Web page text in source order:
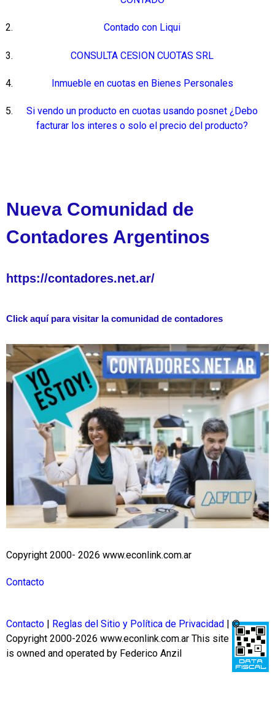
Contado con Liqui
CONSULTA CESION CUOTAS SRL
Inmueble en cuotas en Bienes Personales
Si vendo un producto en cuotas usando posnet ¿Debo
facturar los interes o solo el precio del producto?
Nueva Comunidad de
Contadores Argentinos
https://contadores.net.ar/
Click aquí para visitar la comunidad de contadores
Copyright 2000- 2026 www.econlink.com.ar
Contacto
Contacto | Reglas del Sitio y Política de Privacidad | ©
Copyright 2000-2026 www.econlink.com.ar This site
is owned and operated by Federico Anzil